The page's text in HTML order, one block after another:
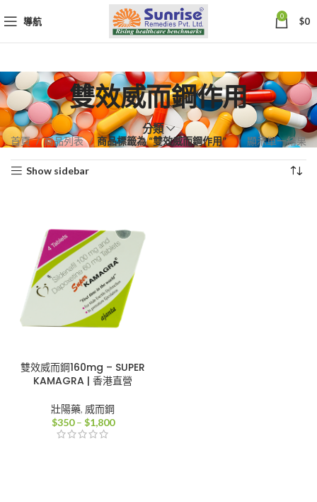
導航 0 $0
雙效威而鋼作用
分類
首頁 商品列表 商品標籤為 “雙效威而鋼作用” 顯示單一結果
Show sidebar
雙效威而鋼160mg – SUPER
KAMAGRA | 香港直營
壯陽藥, 威而鋼
$350 – $1,800價